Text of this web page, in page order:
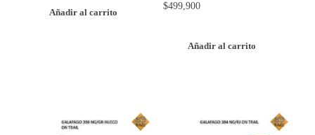
Añadir al carrito
$499,900
Añadir al carrito